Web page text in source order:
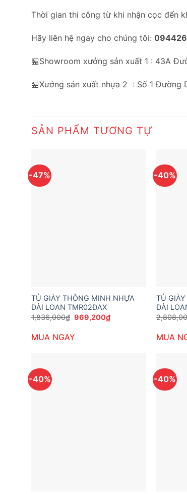
Thời gian thi công từ khi nhận cọc đến
Hãy liên hệ ngay cho chúng tôi:
🏪Showroom xưởng sản xuất 1 : 43A
🏪Xưởng sản xuất nhựa 2 : Số 1 Đường
SẢN PHẨM TƯƠNG TỰ
-47%
TỦ GIÀY THÔNG MINH NHỰA
ĐÀI LOAN TMR02ĐAX
1,836,000₫ Giá
1,836,000₫.
969,200₫Giá
MUA NGAY
-40%
TỦ
ĐÀI
MUA
-40% -40%